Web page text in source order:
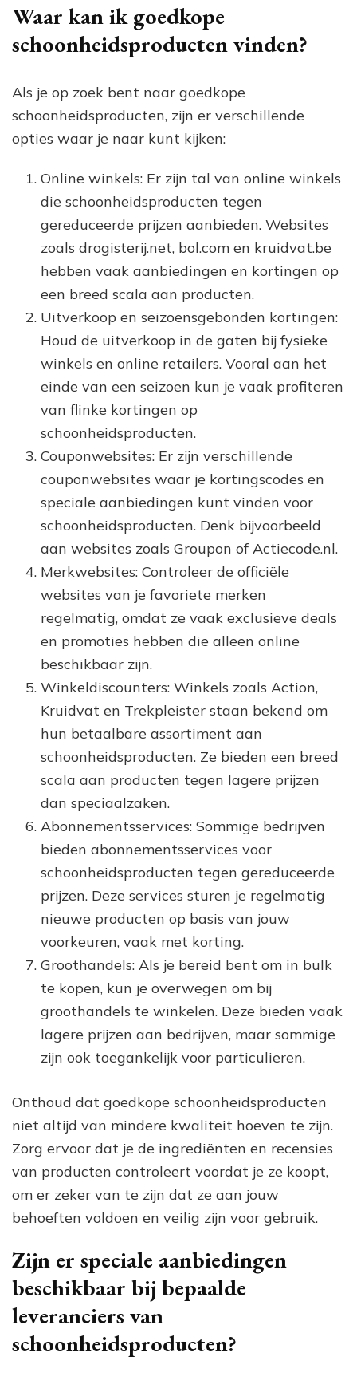
Waar kan ik goedkope
schoonheidsproducten vinden?
Als je op zoek bent naar goedkope
schoonheidsproducten, zijn er verschillende
opties waar je naar kunt kijken:
Online winkels: Er zijn tal van online winkels
die schoonheidsproducten tegen
gereduceerde prijzen aanbieden. Websites
zoals drogisterij.net, bol.com en kruidvat.be
hebben vaak aanbiedingen en kortingen op
een breed scala aan producten.
Uitverkoop en seizoensgebonden kortingen:
Houd de uitverkoop in de gaten bij fysieke
winkels en online retailers. Vooral aan het
einde van een seizoen kun je vaak profiteren
van flinke kortingen op
schoonheidsproducten.
Couponwebsites: Er zijn verschillende
couponwebsites waar je kortingscodes en
speciale aanbiedingen kunt vinden voor
schoonheidsproducten. Denk bijvoorbeeld
aan websites zoals Groupon of Actiecode.nl.
Merkwebsites: Controleer de officiële
websites van je favoriete merken
regelmatig, omdat ze vaak exclusieve deals
en promoties hebben die alleen online
beschikbaar zijn.
Winkeldiscounters: Winkels zoals Action,
Kruidvat en Trekpleister staan bekend om
hun betaalbare assortiment aan
schoonheidsproducten. Ze bieden een breed
scala aan producten tegen lagere prijzen
dan speciaalzaken.
Abonnementsservices: Sommige bedrijven
bieden abonnementsservices voor
schoonheidsproducten tegen gereduceerde
prijzen. Deze services sturen je regelmatig
nieuwe producten op basis van jouw
voorkeuren, vaak met korting.
Groothandels: Als je bereid bent om in bulk
te kopen, kun je overwegen om bij
groothandels te winkelen. Deze bieden vaak
lagere prijzen aan bedrijven, maar sommige
zijn ook toegankelijk voor particulieren.
Onthoud dat goedkope schoonheidsproducten
niet altijd van mindere kwaliteit hoeven te zijn.
Zorg ervoor dat je de ingrediënten en recensies
van producten controleert voordat je ze koopt,
om er zeker van te zijn dat ze aan jouw
behoeften voldoen en veilig zijn voor gebruik.
Zijn er speciale aanbiedingen
beschikbaar bij bepaalde
leveranciers van
schoonheidsproducten?